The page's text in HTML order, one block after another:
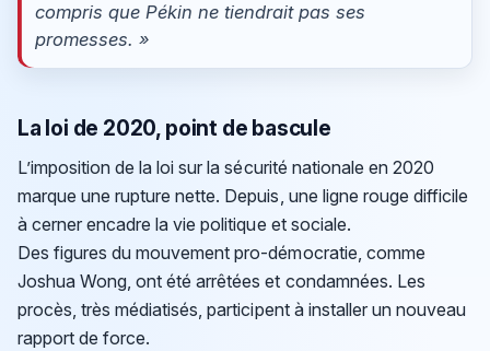
compris que Pékin ne tiendrait pas ses
promesses. »
La loi de 2020, point de bascule
L’imposition de la loi sur la sécurité nationale en 2020
marque une rupture nette. Depuis, une ligne rouge difficile
à cerner encadre la vie politique et sociale.
Des figures du mouvement pro-démocratie, comme
Joshua Wong, ont été arrêtées et condamnées. Les
procès, très médiatisés, participent à installer un nouveau
rapport de force.